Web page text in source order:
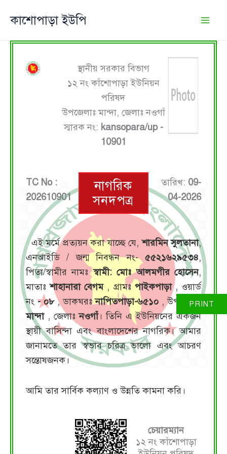
কাশোপাড়া ইউপি
স্থানীয় সরকার বিভাগ
১২ নং কাঁশোপাড়া ইউনিয়ন
পরিষদ
উপজেলাঃ মান্দা, জেলাঃ নওগাঁ
স্মারক নং: kansopara/up -
10901
TC No :
202610901
নাগরিক
সনদপত্র
তারিখ: 09-
04-2026
এই মর্মে প্রত্যয়ন করা যাচ্ছে যে,শারমিন সুলতানা,
এনআইডি / জন্ম নিবন্ধন নং- ৫৫২১৬২৯৫৩৪,
পিতা/স্বামীর নামঃস্বামী: মোঃ আলমগীর হোসেন,
মাতাঃশাহানারা বেগম , গ্রামঃ পাইকপাড়া, ওয়ার্ড
নং - ০৮, ডাকঘরঃনাপিতপাড়া-৬৫১০ , উপজেলাঃ
মান্দা , জেলাঃনওগাঁ। তিনি এ ইউনিয়নের একজন
স্থায়ী বাসিন্দা এবং বাংলাদেশের নাগরিক। আমার
জানামতে তার স্বভাব চরিত্র ভালো এবং আচরণ
সন্তোষজনক।
আমি তার সার্বিক কল্যাণ ও উন্নতি কামনা করি।
চেয়ারম্যান
১২ নং কাঁশোপাড়া